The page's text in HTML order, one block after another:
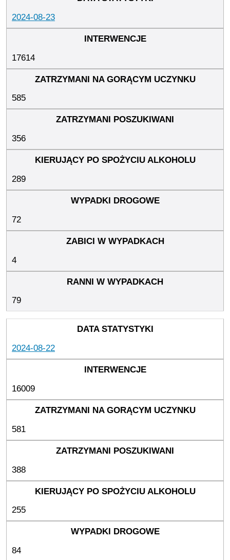
2024-08-23
17614
585
356
289
72
4
79
2024-08-22
16009
581
388
255
84